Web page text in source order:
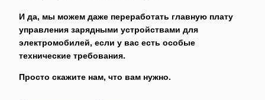
И да, мы можем даже переработать главную плату
управления зарядными устройствами для
электромобилей, если у вас есть особые
технические требования.
Просто скажите нам, что вам нужно.